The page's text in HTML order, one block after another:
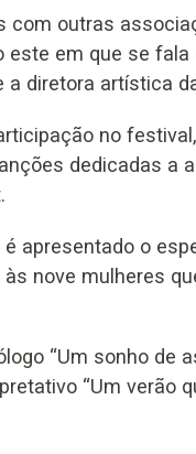
com outras
em que se fala
a diretora artística
no
dedicadas a
apresentado o
nove mulheres
“Um sonho de
“Um verão